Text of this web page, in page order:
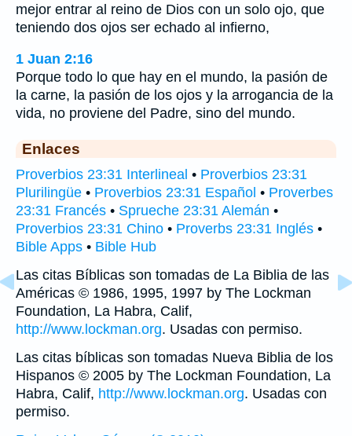
mejor entrar al reino de Dios con un solo ojo, que
teniendo dos ojos ser echado al infierno,
1 Juan 2:16
Porque todo lo que hay en el mundo, la pasión de
la carne, la pasión de los ojos y la arrogancia de la
vida, no proviene del Padre, sino del mundo.
Enlaces
Proverbios 23:31 Interlineal • Proverbios 23:31
Plurilingüe • Proverbios 23:31 Español • Proverbes
23:31 Francés • Sprueche 23:31 Alemán •
Proverbios 23:31 Chino • Proverbs 23:31 Inglés •
Bible Apps • Bible Hub
Las citas Bíblicas son tomadas de La Biblia de las
Américas © 1986, 1995, 1997 by The Lockman
Foundation, La Habra, Calif,
http://www.lockman.org. Usadas con permiso.
Las citas bíblicas son tomadas Nueva Biblia de los
Hispanos © 2005 by The Lockman Foundation, La
Habra, Calif, http://www.lockman.org. Usadas con
permiso.